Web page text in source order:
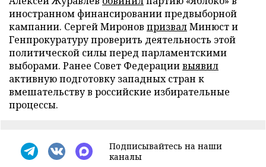
иностранном финансировании предвыборной
кампании. Сергей Миронов призвалМинюст и
Генпрокуратуру проверить деятельность этой
политической силы перед парламентскими
выборами. Ранее Совет Федерациивыявил
активную подготовку западных стран к
вмешательству в российские избирательные
процессы.
Подписывайтесь на наши
каналы